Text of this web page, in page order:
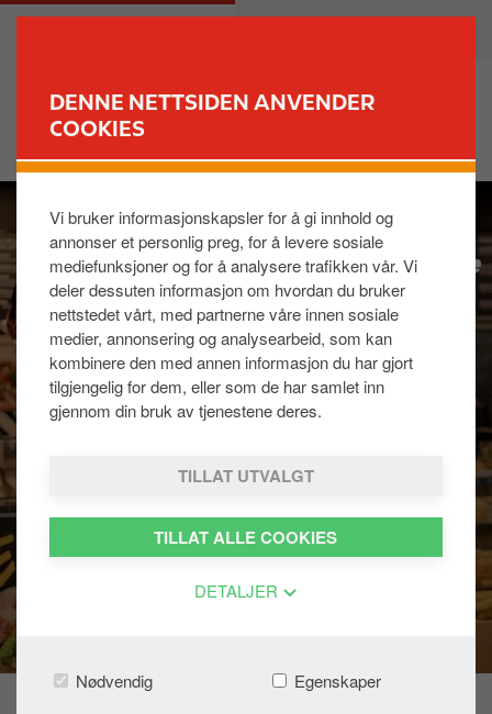
DENNE NETTSIDEN ANVENDER
COOKIES
Vi bruker informasjonskapsler for å gi innhold og
annonser et personlig preg, for å levere sosiale
mediefunksjoner og for å analysere trafikken vår. Vi
deler dessuten informasjon om hvordan du bruker
nettstedet vårt, med partnerne våre innen sosiale
medier, annonsering og analysearbeid, som kan
kombinere den med annen informasjon du har gjort
tilgjengelig for dem, eller som de har samlet inn
gjennom din bruk av tjenestene deres.
TILLAT UTVALGT
TILLAT ALLE COOKIES
DETALJER
Nødvendig
Egenskaper
v
e
d
i
n
h
o
l
d
M
v
a
g
e